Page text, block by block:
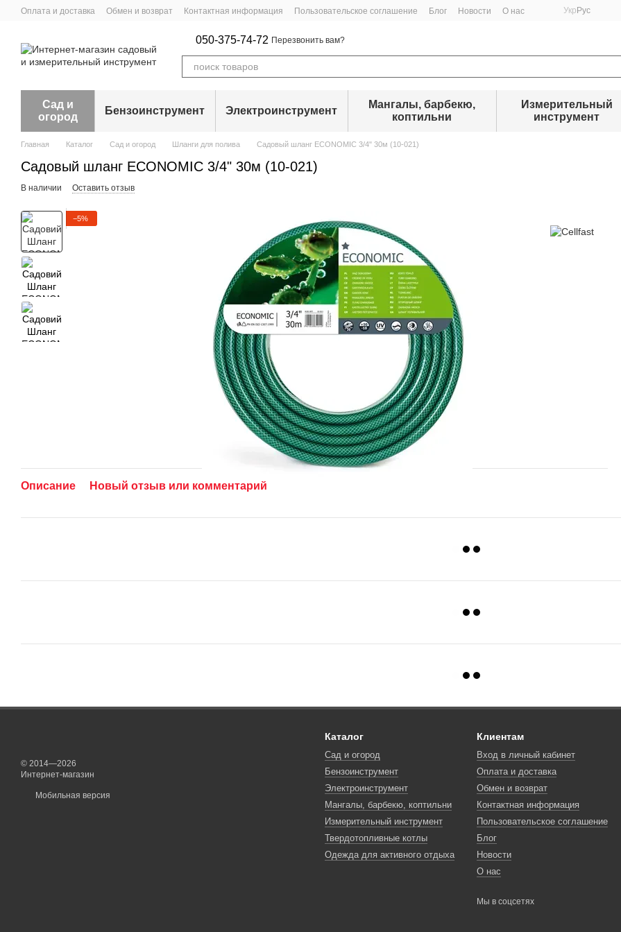
Перейти к основному контенту
Оплата и доставка Обмен и возврат Контактная информация Пользовательское соглашение Блог Новости О нас Укр Рус
050-375-74-72 Перезвонить вам?
Сад и
огород
Бензоинструмент Электроинструмент
Мангалы, барбекю,
коптильни
Измерительный
инструмент
Главная Каталог Сад и огород Шланги для полива Садовый шланг ECONOMIC 3/4" 30м (10-021)
Садовый шланг ECONOMIC 3/4" 30м (10-021)
В наличии Оставить отзыв
−5%
Описание Новый отзыв или комментарий
© 2014—2026
Интернет-магазин
Мобильная версия
Каталог
Сад и огород
Бензоинструмент
Электроинструмент
Мангалы, барбекю, коптильни
Измерительный инструмент
Твердотопливные котлы
Одежда для активного отдыха
Клиентам
Вход в личный кабинет
Оплата и доставка
Обмен и возврат
Контактная информация
Пользовательское соглашение
Блог
Новости
О нас
Мы в соцсетях